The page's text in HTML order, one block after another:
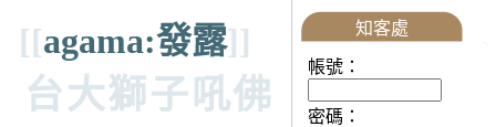
[[agama:發露]]
台大獅子吼佛
知客處
帳號：
密碼：